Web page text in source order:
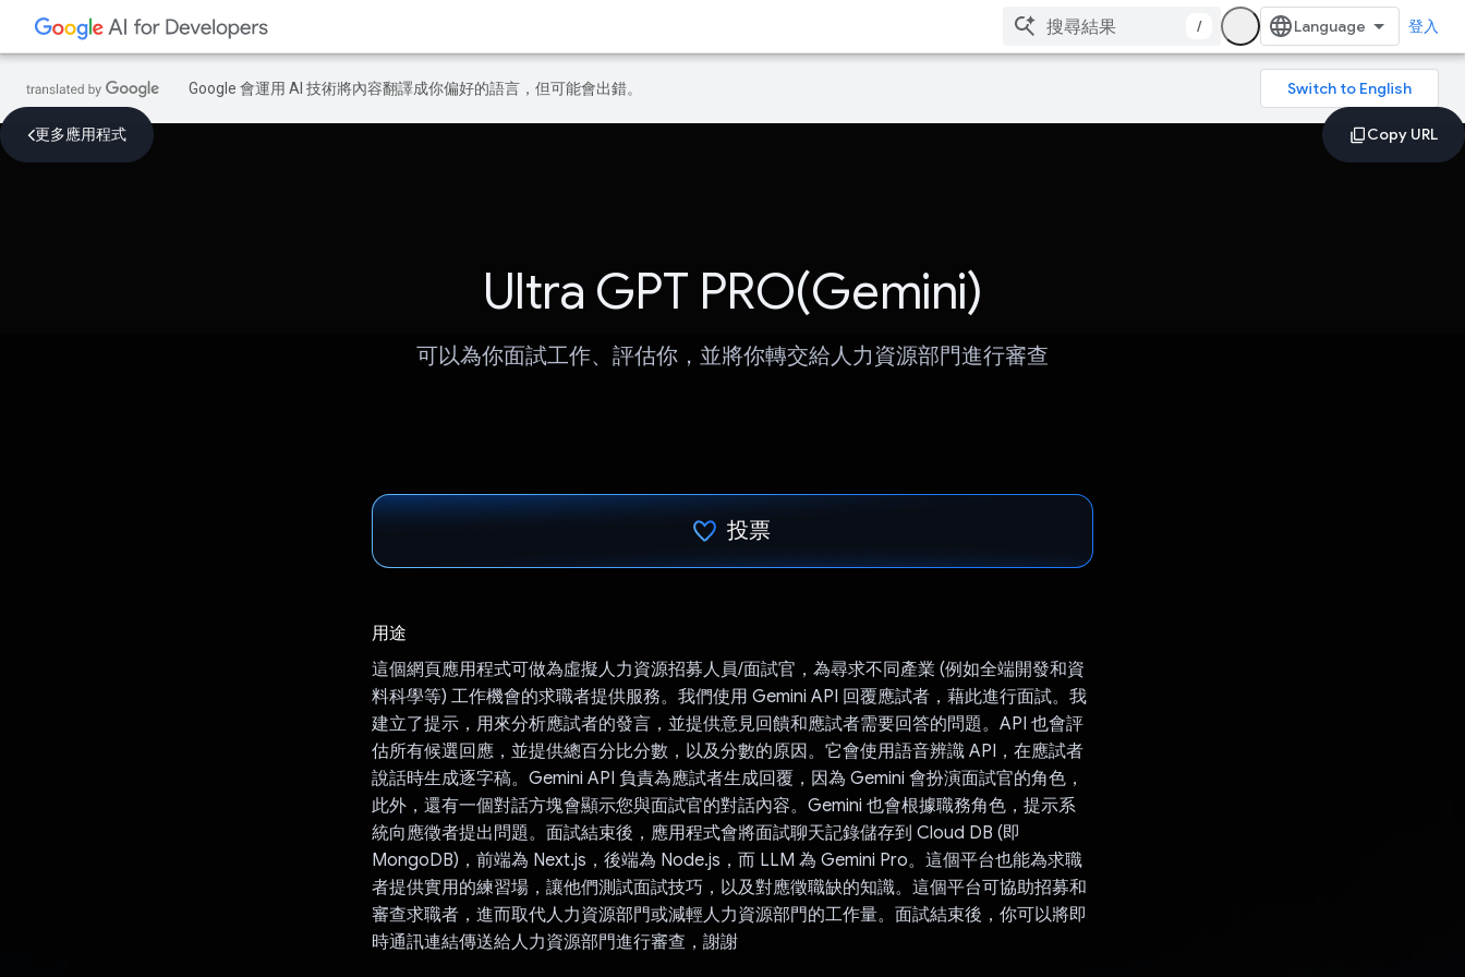
/ 登入
Google 會運用 AI 技術將內容翻譯成你偏好的語言，但可能會出錯。
更多應用程式
Ultra GPT PRO(Gemini)
可以為你面試工作、評估你，並將你轉交給人力資源部門進行審查
投票
用途
這個網頁應用程式可做為虛擬人力資源招募人員/面試官，為尋求不同產業 (例如全端開發和資
料科學等) 工作機會的求職者提供服務。我們使用 Gemini API 回覆應試者，藉此進行面試。我
建立了提示，用來分析應試者的發言，並提供意見回饋和應試者需要回答的問題。API 也會評
估所有候選回應，並提供總百分比分數，以及分數的原因。它會使用語音辨識 API，在應試者
說話時生成逐字稿。Gemini API 負責為應試者生成回覆，因為 Gemini 會扮演面試官的角色，
此外，還有一個對話方塊會顯示您與面試官的對話內容。Gemini 也會根據職務角色，提示系
統向應徵者提出問題。面試結束後，應用程式會將面試聊天記錄儲存到 Cloud DB (即
MongoDB)，前端為 Next.js，後端為 Node.js，而 LLM 為 Gemini Pro。這個平台也能為求職
者提供實用的練習場，讓他們測試面試技巧，以及對應徵職缺的知識。這個平台可協助招募和
審查求職者，進而取代人力資源部門或減輕人力資源部門的工作量。面試結束後，你可以將即
時通訊連結傳送給人力資源部門進行審查，謝謝